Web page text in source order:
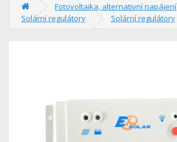
Fotovoltaika, alternativní napájení
Solární regulátory
Solární regulátory